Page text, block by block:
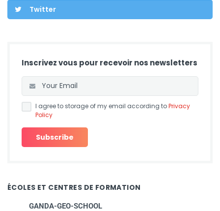
Twitter
Inscrivez vous pour recevoir nos newsletters
I agree to storage of my email according toPrivacy
Policy
ÉCOLES ET CENTRES DE FORMATION
GANDA-GEO-SCHOOL